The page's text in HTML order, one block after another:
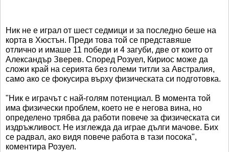
Ник не е играл от шест седмици и за последно беше на
корта в Хюстън. Преди това той се представяше
отлично и имаше 11 победи и 4 загуби, две от които от
Александър Зверев. Според Розуел, Кириос може да
сложи край на серията без големи титли за Австралия,
само ако се фокусира върху физическата си подготовка.
"Ник е играчът с най-голям потенциал. В момента той
има физически проблем, което не е негова вина, но
определено трябва да работи повече за физическата си
издръжливост. Не изглежда да играе дълги мачове. Бих
се радвал, ако видя повече работа в тази посока",
коментира Розуел.